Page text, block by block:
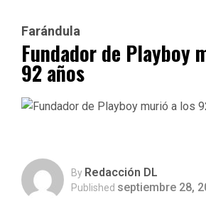
Farándula
Fundador de Playboy
92 años
By Redacción DL
Published septiembre 28,